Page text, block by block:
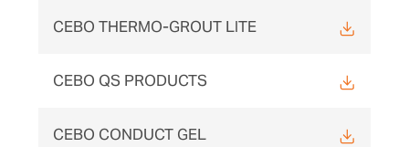
CEBO THERMO-GROUT LITE
CEBO QS PRODUCTS
CEBO CONDUCT GEL